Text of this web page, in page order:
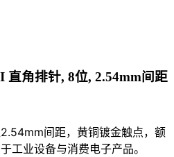
角排针, 8位, 2.54mm间距
间距，黄铜镀金触点，额
工业设备与消费电子产品。